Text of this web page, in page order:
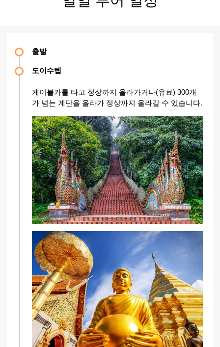
출발
도이수텝
케이블카를 타고 정상까지 올라가거나(유료) 300개
가 넘는 계단을 올라가 정상까지 올라갈 수 있습니다.